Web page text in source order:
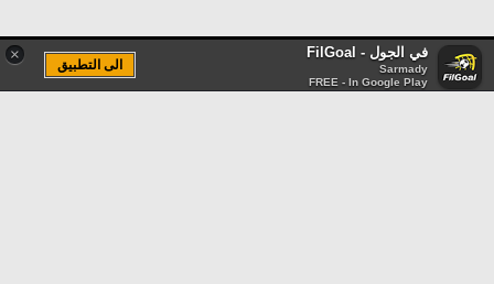
× في الجول - FilGoal
Sarmady
FREE - In Google Play
الى التطبيق